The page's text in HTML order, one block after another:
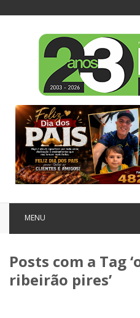
MENU
Posts com a Tag
ribeirão pires’